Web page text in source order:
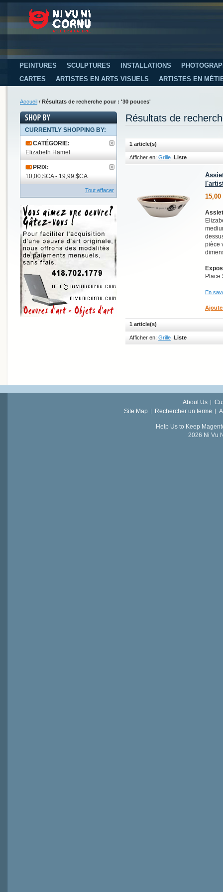
PEINTURES SCULPTURES INSTALLATIONS
CARTES
ARTISTES EN ARTS VISUELS ARTISTES EN
Accueil / Résultats de recherche pour : '30 pouces'
Résultats de
1 article(s)
Afficher en: Grille Liste
15,00
pièce
Place
En
1 article(s)
Afficher en: Grille Liste
CURRENTLY SHOPPING BY:
CATÉGORIE:
Elizabeth Hamel
PRIX:
10,00 $CA - 19,99 $CA
Tout effacer
About Us
Site Map
Rechercher un terme
Help Us to Keep
2026 Ni Vu